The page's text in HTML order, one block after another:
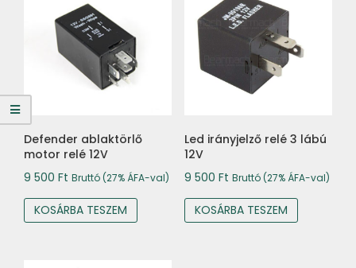
Defender ablaktörlő
motor relé 12V
9 500 Ft Bruttó (27% ÁFA-val)
KOSÁRBA TESZEM
Led irányjelző relé 3 lábú
12V
9 500 Ft Bruttó (27% ÁFA-val)
KOSÁRBA TESZEM